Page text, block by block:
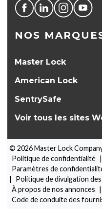
SÉLECTEUR DE
NOS
Master Lock
American Lock
SentrySafe
Voir tous les sites
© 2026Master Lock
Politique de confidentialité |
Paramètres de
|
Politique de divulgation
À propos de nos annonces |
Code de conduite des